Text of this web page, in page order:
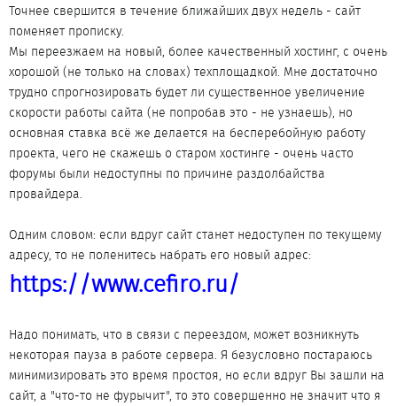
Точнее свершится в течение ближайших двух недель - сайт
поменяет прописку.
Мы переезжаем на новый, более качественный хостинг, с очень
хорошой (не только на словах) техплощадкой. Мне достаточно
трудно спрогнозировать будет ли существенное увеличение
скорости работы сайта (не попробав это - не узнаешь), но
основная ставка всё же делается на бесперебойную работу
проекта, чего не скажешь о старом хостинге - очень часто
форумы были недоступны по причине раздолбайства
провайдера.
Одним словом: если вдруг сайт станет недоступен по текущему
адресу, то не поленитесь набрать его новый адрес:
https://www.cefiro.ru/
Надо понимать, что в связи с переездом, может возникнуть
некоторая пауза в работе сервера. Я безусловно постараюсь
минимизировать это время простоя, но если вдруг Вы зашли на
сайт, а "что-то не фурычит", то это совершенно не значит что я